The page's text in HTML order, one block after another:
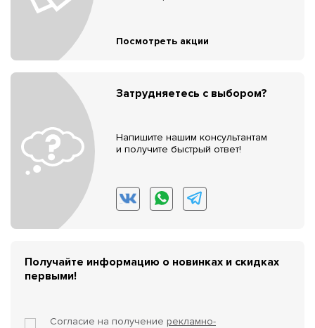
Посмотреть акции
Затрудняетесь с выбором?
Напишите нашим консультантам
и получите быстрый ответ!
Получайте информацию о новинках и скидках
первыми!
Согласие на получение рекламно-